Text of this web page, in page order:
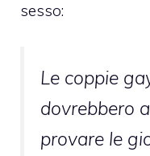
sesso:
Le coppie
dovrebbero
provare le